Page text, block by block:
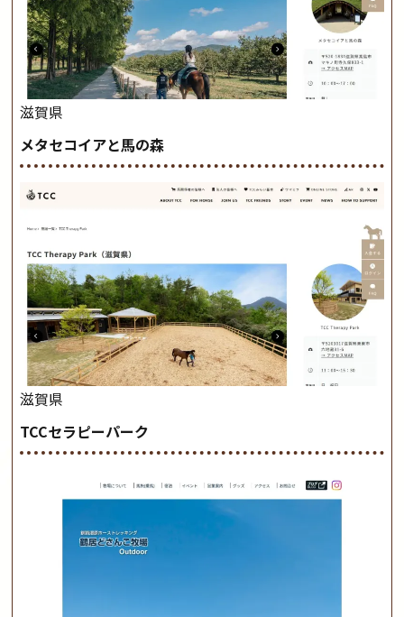
滋賀県
メタセコイアと馬の森
滋賀県
TCCセラピーパーク